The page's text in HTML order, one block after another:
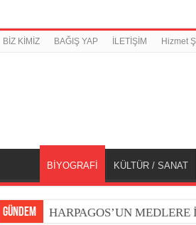
BİZ KİMİZ BAĞIŞ YAP İLETİŞİM Hizmet
BİYOGRAFİ KÜLTÜR / SANAT
GÜNDEM HARPAGOS’UN